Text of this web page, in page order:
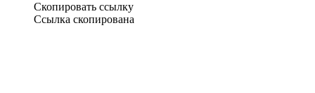
Скопировать ссылку
Ссылка скопирована